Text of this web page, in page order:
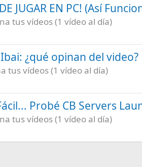
JUGAR EN PC! (Así
tus vídeos (1 vídeo al día)
¿qué opinan del video?
tus vídeos (1 vídeo al día)
Probé CB Servers
tus vídeos (1 vídeo al día)